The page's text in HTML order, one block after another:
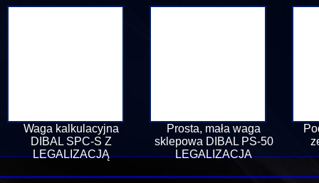
Waga kalkulacyjna
DIBAL SPC-S Z
LEGALIZACJĄ
Prosta, mała waga
sklepowa DIBAL PS-50
LEGALIZACJA